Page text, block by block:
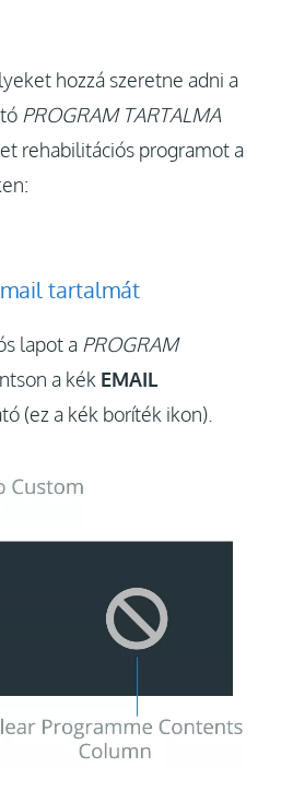
hozzá szeretne adni a
PROGRAM TARTALMA
rehabilitációs programot a
mail tartalmát
lapot a PROGRAM
a kék EMAIL
(ez a kék boríték ikon).